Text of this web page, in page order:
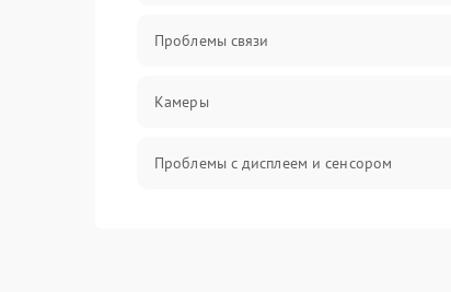
Проблемы связи
Камеры
Проблемы с дисплеем и сенсором